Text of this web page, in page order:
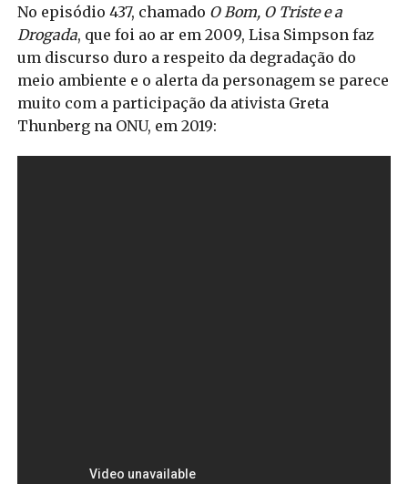
No episódio 437, chamado O Bom, O Triste e a
Drogada, que foi ao ar em 2009, Lisa Simpson faz
um discurso duro a respeito da degradação do
meio ambiente e o alerta da personagem se parece
muito com a participação da ativista Greta
Thunberg na ONU, em 2019: